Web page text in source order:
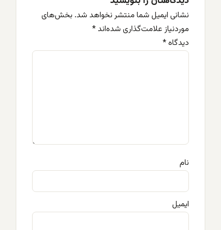
نشانی ایمیل شما منتشر نخواهد شد. بخش‌های
موردنیاز علامت‌گذاری شده‌اند *
دیدگاه*
نام
ایمیل